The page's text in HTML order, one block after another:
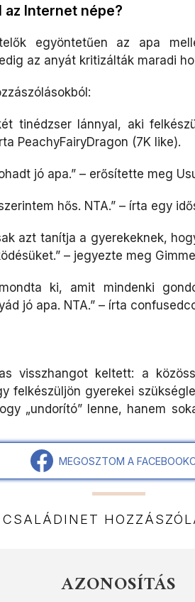
Internet népe?
egyöntetűen az apa
az anyát kritizálták maradi
tinédzser lánnyal, aki
PeachyFairyDragon (7K like).
jó apa.” – erősítette meg
hős. NTA.” – írta egy
azt tanítja a gyerekeknek,
– jegyezte meg
ki, amit mindenki
jó apa. NTA.” – írta
visszhangot keltett: a
felkészüljön gyerekei
„undorító” lenne, hanem
MEGOSZTOM A
CSALÁDINET
AZONOSÍTÁS